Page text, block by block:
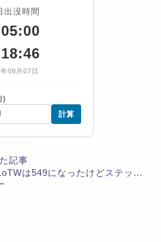
没時間
05:00
18:46
08月07日
)
計算
記事
は549になったけどステッ...